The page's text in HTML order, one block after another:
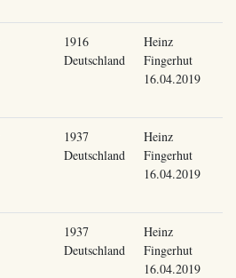
1916
Deutschland
Heinz
Fingerhut
16.04.2019
1937
Deutschland
Heinz
Fingerhut
16.04.2019
1937
Deutschland
Heinz
Fingerhut
16.04.2019